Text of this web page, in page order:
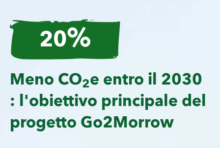
Isolare una casa è una scelta sostenibile. E i
risparmi di CO2 si accumulano anno dopo
anno: riducendo al minimo il consumo di
energia per il riscaldamento e il
raffreddamento, l'isolamento riduce
significativamente le emissioni di CO
20%
Meno CO2e entro il 2030
: l'obiettivo principale del
progetto Go2Morrow